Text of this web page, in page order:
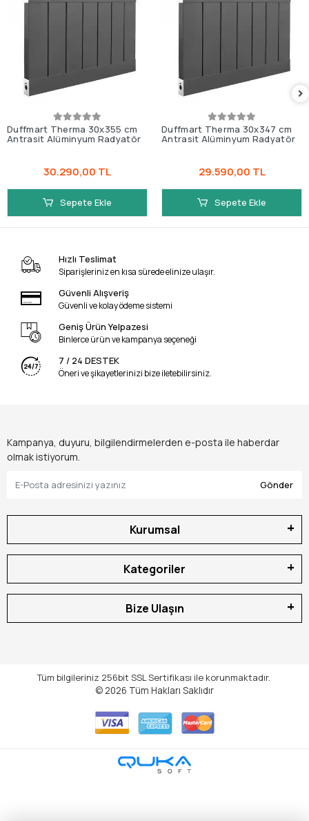
Duffmart Therma 30x355 cm
Antrasit Alüminyum Radyatör
30.290,00 TL
Sepete Ekle
Duffmart Therma 30x347 cm
Antrasit Alüminyum Radyatör
29.590,00 TL
Sepete Ekle
Hızlı Teslimat
Siparişleriniz en kısa sürede elinize ulaşır.
Güvenli Alışveriş
Güvenli ve kolay ödeme sistemi
Geniş Ürün Yelpazesi
Binlerce ürün ve kampanya seçeneği
7 / 24 DESTEK
Öneri ve şikayetlerinizi bize iletebilirsiniz.
Kampanya, duyuru, bilgilendirmelerden e-posta ile haberdar
olmak istiyorum.
Gönder
Kurumsal
Kategoriler
Bize Ulaşın
Tüm bilgileriniz 256bit SSL Sertifikası ile korunmaktadır.
© 2026 Tüm Hakları Saklıdır